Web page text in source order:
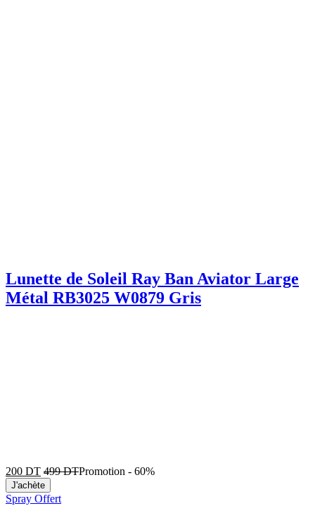
Lunette de Soleil Ray Ban Aviator Large
Métal RB3025 W0879 Gris
200 DT 499DTPromotion - 60%
J'achète
Spray Offert